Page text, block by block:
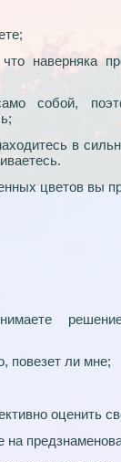
наверняка
собой,
в
цветов вы
повезет ли мне;
оценить